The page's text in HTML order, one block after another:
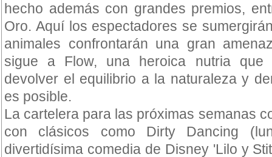
hecho además con grandes premios,
Oro. Aquí los espectadores se
animales confrontarán una gran
sigue a Flow, una heroica nutria que
devolver el equilibrio a la naturaleza y
es posible.
La cartelera para las próximas semanas
con clásicos como Dirty Dancing
divertidísima comedia de Disney 'Lilo y